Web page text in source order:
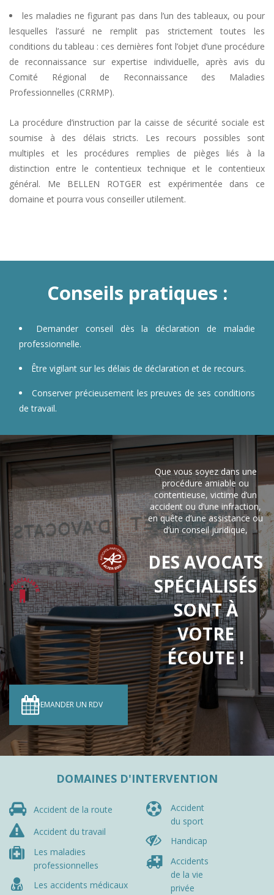
les maladies ne figurant pas dans l’un des tableaux, ou pour
lesquelles l’assuré ne remplit pas strictement toutes les
conditions du tableau : ces dernières font l’objet d’une procédure
de reconnaissance sur expertise individuelle, après avis du
Comité Régional de Reconnaissance des Maladies
Professionnelles (CRRMP).
La procédure d’instruction par la caisse de sécurité sociale est
soumise à des délais stricts. Les recours possibles sont
multiples et les procédures remplies de pièges liés à la
distinction entre le contentieux technique et le contentieux
général. Me BELLEN ROTGER est expérimentée dans ce
domaine et pourra vous conseiller utilement.
Conseils pratiques :
Demander conseil dès la déclaration de maladie
professionnelle.
Être vigilant sur les délais de déclaration et de recours.
Conserver précieusement les preuves de ses conditions
de travail.
Que vous soyez dans une
procédure amiable ou
contentieuse, victime d’un
accident ou d’une infraction,
en quête d’une assistance ou
d’un conseil juridique,
DES AVOCATS
SPÉCIALISÉS
SONT À
VOTRE
ÉCOUTE !
DEMANDER UN RDV
DOMAINES D'INTERVENTION
Accident de la route
Accident du travail
Les maladies
professionnelles
Les accidents médicaux
Accident
du sport
Handicap
Accidents
de la vie
privée